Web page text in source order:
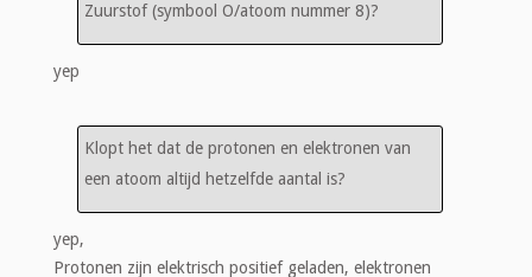
Zuurstof (symbool O/atoom nummer 8)?
yep
Klopt het dat de protonen en elektronen van
een atoom altijd hetzelfde aantal is?
yep,
Protonen zijn elektrisch positief geladen, elektronen